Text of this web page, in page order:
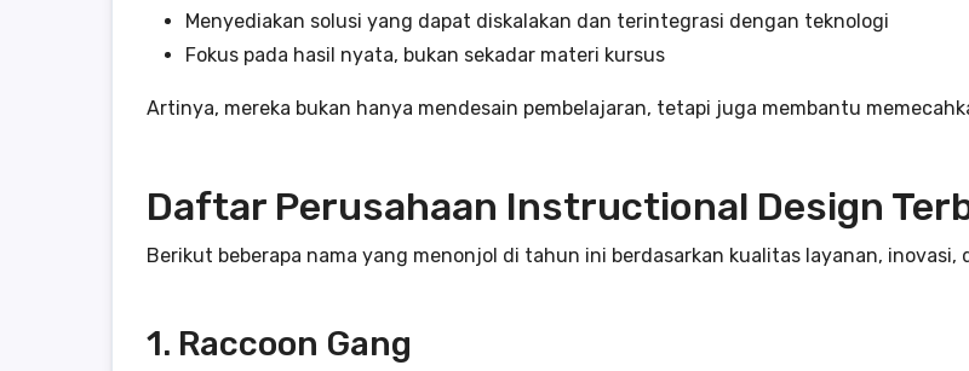
Menyediakan solusi yang dapat diskalakan dan terintegrasi dengan teknologi
Fokus pada hasil nyata, bukan sekadar materi kursus
Artinya, mereka bukan hanya mendesain pembelajaran, tetapi juga membantu
Daftar Perusahaan Instructional Design
Berikut beberapa nama yang menonjol di tahun ini berdasarkan kualitas layanan, inovasi,
1. Raccoon Gang